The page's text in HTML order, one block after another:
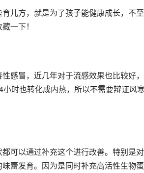
儿方，就是为了孩子能健康成长，不
一下！
感冒，近几年对于流感效果也比较好
时也转化成内热，所以不需要辩证风
可以通过补充这个进行改善。特别是
蕾发育。因为是同时补充高活性生物